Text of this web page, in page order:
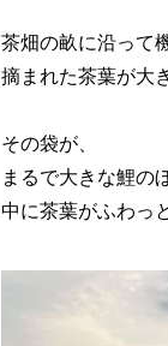
茶畑の畝に沿って
摘まれた茶葉が大
その袋が、
まるで大きな鯉の
中に茶葉がふわっ